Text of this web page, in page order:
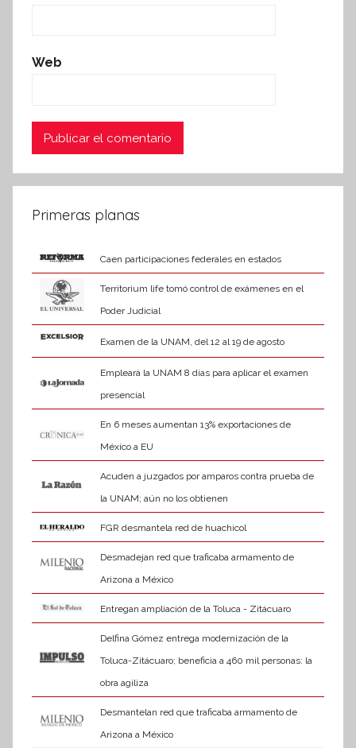
Web
Primeras planas
Caen participaciones federales en estados
Territorium life tomó control de exámenes en el
Poder Judicial
Examen de la UNAM, del 12 al 19 de agosto
Empleará la UNAM 8 días para aplicar el examen
presencial
En 6 meses aumentan 13% exportaciones de
México a EU
Acuden a juzgados por amparos contra prueba de
la UNAM; aún no los obtienen
FGR desmantela red de huachicol
Desmadejan red que traficaba armamento de
Arizona a México
Entregan ampliación de la Toluca - Zitácuaro
Delfina Gómez entrega modernización de la
Toluca-Zitácuaro; beneficia a 460 mil personas: la
obra agiliza
Desmantelan red que traficaba armamento de
Arizona a México